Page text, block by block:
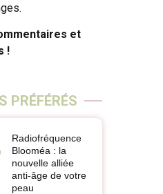
et
!
PRÉFÉRÉS
Radiofréquence
Blooméa : la
nouvelle alliée
anti-âge de votre
peau